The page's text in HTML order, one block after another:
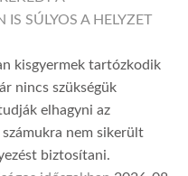
SÚLYOS A HELYZET
kisgyermek tartózkodik
nincs szükségük
elhagyni az
nem sikerült
biztosítani.